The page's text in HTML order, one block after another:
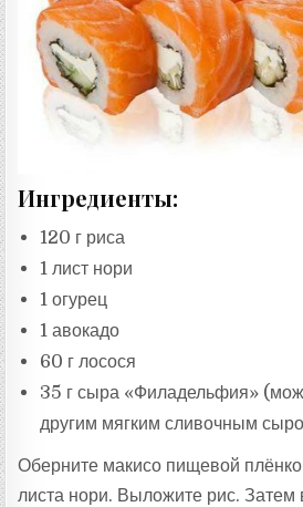
Ингредиенты:
120 г риса
1 лист нори
1 огурец
1 авокадо
60 г лосося
35 г сыра «Филадельфия»
другим мягким сливочным
Оберните макисо пищевой
листа нори. Выложите рис. Затем